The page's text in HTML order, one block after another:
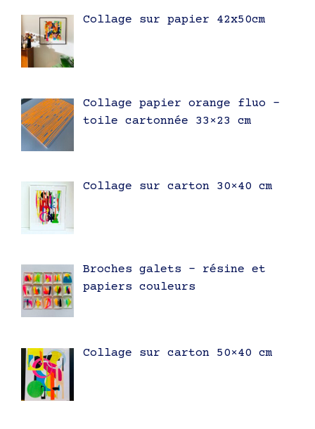
Collage sur papier 42x50cm
Collage papier orange fluo –
toile cartonnée 33×23 cm
Collage sur carton 30×40 cm
Broches galets – résine et
papiers couleurs
Collage sur carton 50×40 cm